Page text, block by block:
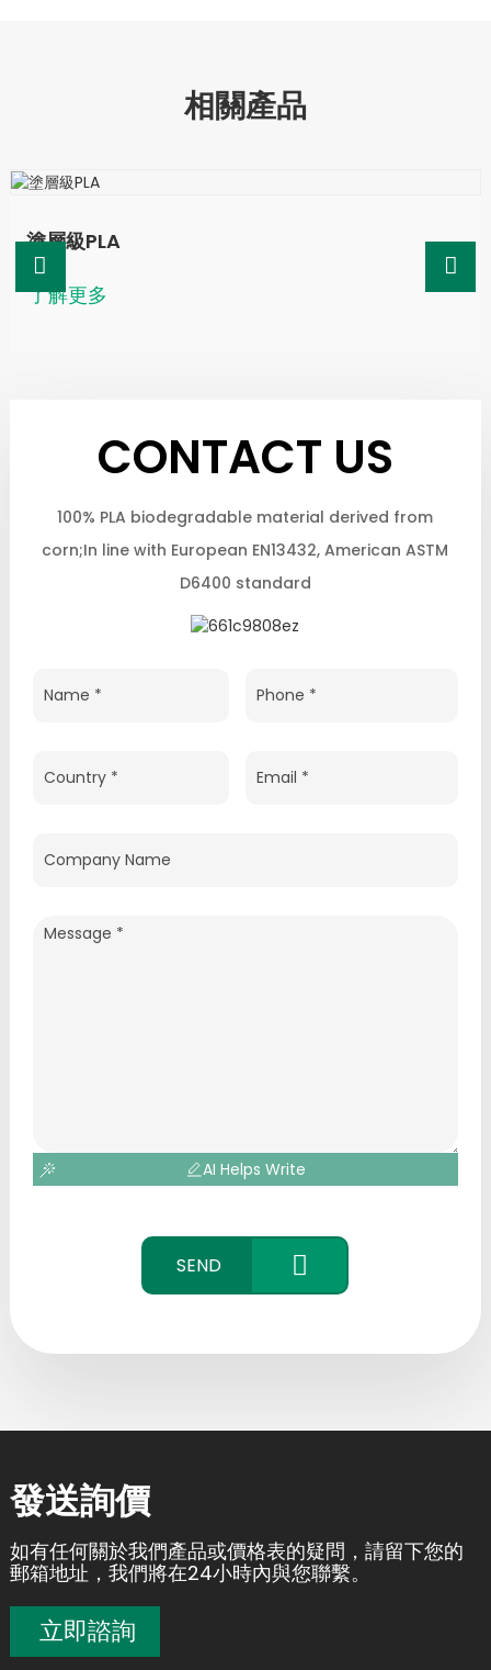
相關產品
塗層級PLA
了解更多
CONTACT US
100% PLA biodegradable material derived from
corn;In line with European EN13432, American ASTM
D6400 standard
AI Helps Write
SEND
CONTACT
US
發送詢價
如有任何關於我們產品或價格表的疑問，請留下您的
郵箱地址，我們將在24小時內與您聯繫。
立即諮詢